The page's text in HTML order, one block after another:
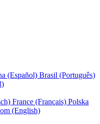
(Español) Brasil (Português)
France (Français) Polska
(English)